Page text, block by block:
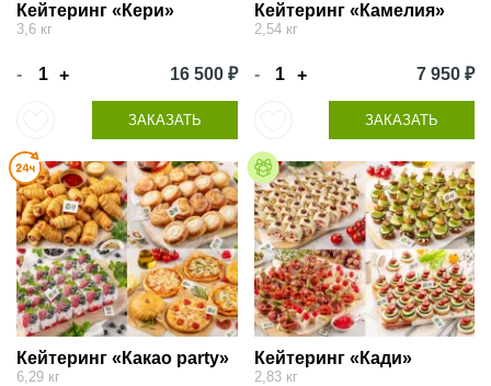
Кейтеринг «Кери»
3,6 кг
- + 16 500 ₽
ЗАКАЗАТЬ
Кейтеринг «Камелия»
2,54 кг
- + 7 950 ₽
ЗАКАЗАТЬ
Кейтеринг «Какао party»
6,29 кг
Кейтеринг «Кади»
2,83 кг